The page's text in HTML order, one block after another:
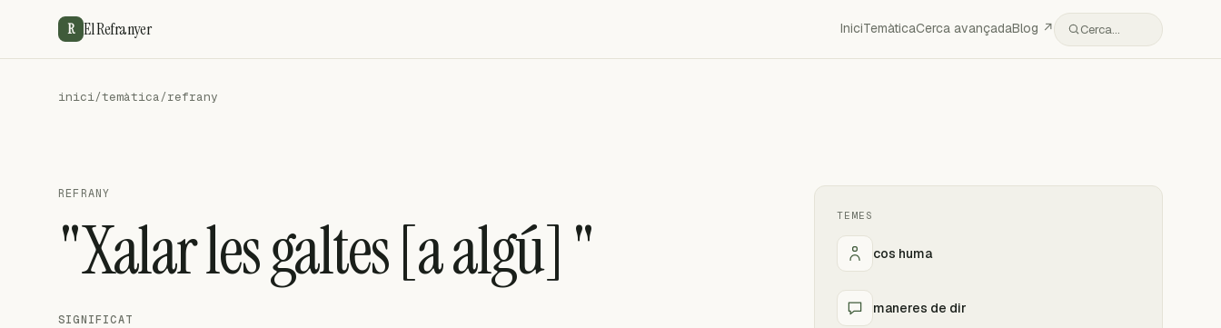
R El Refranyer IniciTemàticaCerca avançadaBlog ↗ Cerca…
inici/temàtica/refrany
REFRANY
"Xalar les galtes [a algú] "
SIGNIFICAT
TEMES
cos huma
maneres de dir